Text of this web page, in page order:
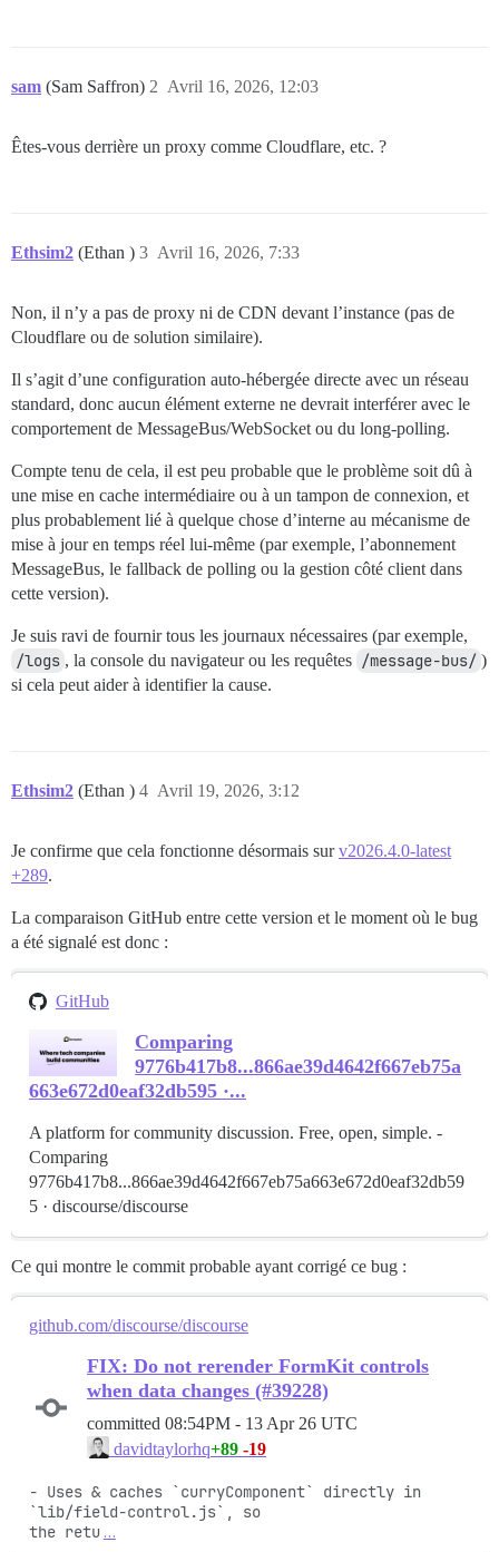
sam (Sam Saffron) Avril 16, 2026, 12:03
2
Êtes-vous derrière un proxy comme Cloudflare, etc. ?
Ethsim2 (Ethan ) Avril 16, 2026, 7:33
3
Non, il n’y a pas de proxy ni de CDN devant l’instance (pas de
Cloudflare ou de solution similaire).
Il s’agit d’une configuration auto-hébergée directe avec un réseau
standard, donc aucun élément externe ne devrait interférer avec le
comportement de MessageBus/WebSocket ou du long-polling.
Compte tenu de cela, il est peu probable que le problème soit dû à
une mise en cache intermédiaire ou à un tampon de connexion, et
plus probablement lié à quelque chose d’interne au mécanisme de
mise à jour en temps réel lui-même (par exemple, l’abonnement
MessageBus, le fallback de polling ou la gestion côté client dans
cette version).
Je suis ravi de fournir tous les journaux nécessaires (par exemple,
/logs , la console du navigateur ou les requêtes /message-bus/ )
si cela peut aider à identifier la cause.
Ethsim2 (Ethan ) Avril 19, 2026, 3:12
4
Je confirme que cela fonctionne désormais surv2026.4.0-latest
+289.
La comparaison GitHub entre cette version et le moment où le bug
a été signalé est donc :
GitHub
Comparing
9776b417b8...866ae39d4642f667eb75a
663e672d0eaf32db595 ·...
A platform for community discussion. Free, open, simple. -
Comparing
9776b417b8...866ae39d4642f667eb75a663e672d0eaf32db59
5 · discourse/discourse
Ce qui montre le commit probable ayant corrigé ce bug :
github.com/discourse/discourse
FIX: Do not rerender FormKit controls
when data changes (#39228)
committed 08:54PM - 13 Apr 26 UTC
davidtaylorhq+89 -19
- Uses & caches `curryComponent` directly in
`lib/field-control.js`, so
the retu …